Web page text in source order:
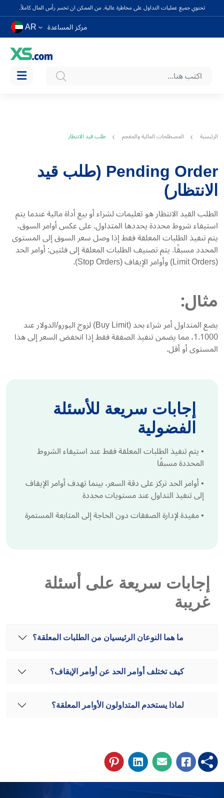
تحتوي جميع عمليات التداول على مخاطرة عالية. من الممكن ان تخسر رأس المال كاملاً.
مركز المساعدة AR
الرئيسية المصطلحات المالية والمعجم طلب قيد الانتظار
Pending Order (طلب قيد
الانتظار)
الطلب القيد الانتظار هو تعليمات لشراء أو بيع أداة مالية عندما يتم
استيفاء شروط محددة يحددها المتداول. على عكس أوامر السوق،
يتم تنفيذ الطلبات المعلقة فقط إذا وصل سعر السوق إلى المستوى
المحدد مسبقًا. يتم تصنيف الطلبات المعلقة إلى فئتين: أوامر الحد
(Limit Orders) وأوامر الإيقاف (Stop Orders).
مثال:
يضع المتداول أمر شراء بحد (Buy Limit) لزوج اليورو/الدولار عند
1.1000، مما يضمن تنفيذ الصفقة فقط إذا انخفض السعر إلى هذا
المستوى أو أقل.
إجابات سريعة للأسئلة
الفضولية
•يتم تنفيذ الطلبات المعلقة فقط عند استيفاء الشروط
المحددة مسبقًا
•أوامر الحد تركز على دقة السعر، بينما تهدف أوامر الإيقاف
إلى تنفيذ التداول عند مستويات محددة
•مفيدة لإدارة الصفقات دون الحاجة إلى المتابعة المستمرة
إجابات سريعة على أسئلة
غريبة
ما هما النوعان الرئيسيان من الطلبات المعلقة؟
كيف تختلف أوامر الحد عن أوامر الإيقاف؟
لماذا يستخدم المتداولون الأوامر المعلقة؟